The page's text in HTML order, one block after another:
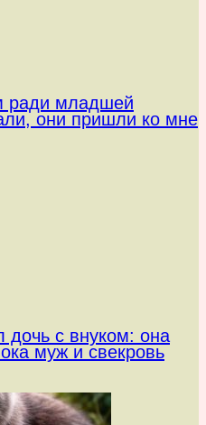
ради младшей
они пришли ко мне
дочь с внуком: она
муж и свекровь